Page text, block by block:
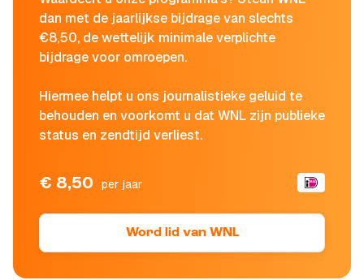
dan met de jaarlijkse bijdrage van slechts
€8,50, de wettelijk minimale verplichte
bijdrage voor omroepen.
Hiermee helpt u ons journalistieke geluid te
behouden en voorkomt u dat WNL zijn publieke
status en zendtijd verliest.
€ 8,50 per jaar
Word lid van WNL